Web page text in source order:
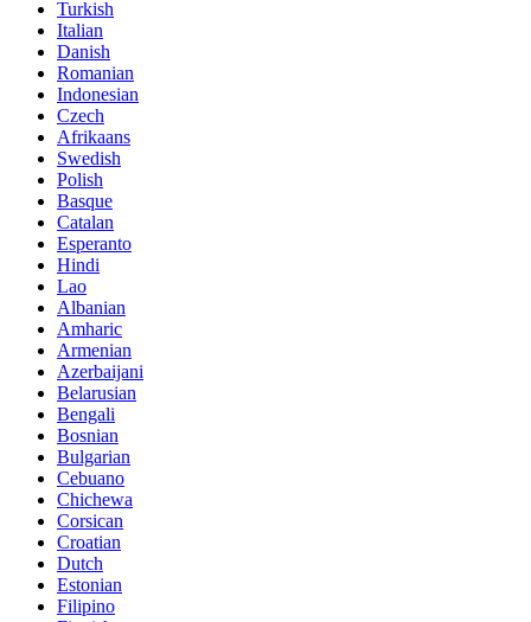
Turkish
Italian
Danish
Romanian
Indonesian
Czech
Afrikaans
Swedish
Polish
Basque
Catalan
Esperanto
Hindi
Lao
Albanian
Amharic
Armenian
Azerbaijani
Belarusian
Bengali
Bosnian
Bulgarian
Cebuano
Chichewa
Corsican
Croatian
Dutch
Estonian
Filipino